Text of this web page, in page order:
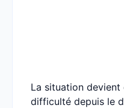
La situation
difficulté depuis le